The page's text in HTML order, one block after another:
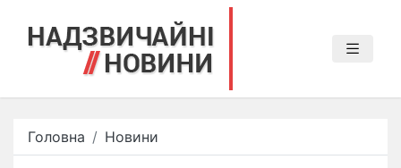
Головна Новини